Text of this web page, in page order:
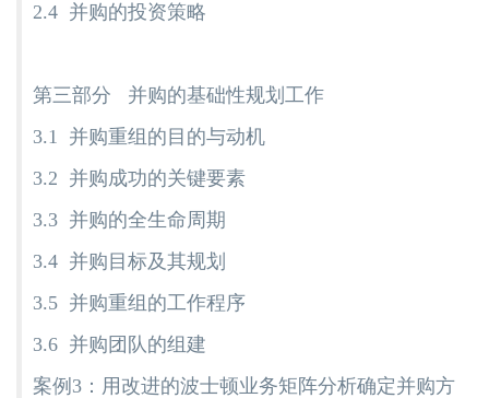
2.4 并购的投资策略
第三部分 并购的基础性规划工作
3.1 并购重组的目的与动机
3.2 并购成功的关键要素
3.3 并购的全生命周期
3.4 并购目标及其规划
3.5 并购重组的工作程序
3.6 并购团队的组建
案例3：用改进的波士顿业务矩阵分析确定并购方